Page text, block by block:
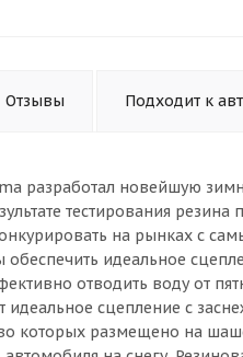
Отзывы Подходит к
разработал новейшую
тестирования резина
на рынках с
идеальное
отводить воду от
сцепление с
которых размещено на